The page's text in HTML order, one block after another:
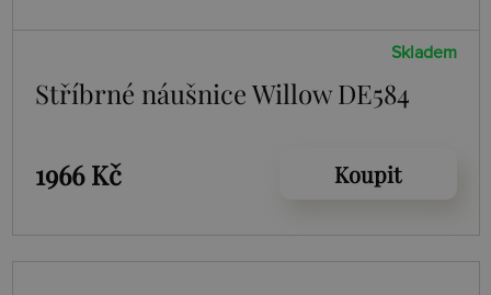
Skladem
Stříbrné náušnice Willow DE584
1966 Kč Koupit